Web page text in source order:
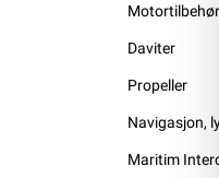
Motortilbehør
Daviter
Propeller
Navigasjon,
Maritim